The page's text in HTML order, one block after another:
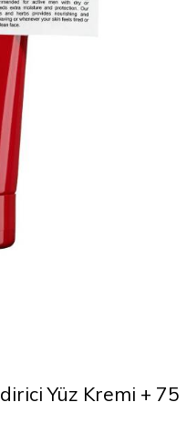
Yüz Kremi + 75